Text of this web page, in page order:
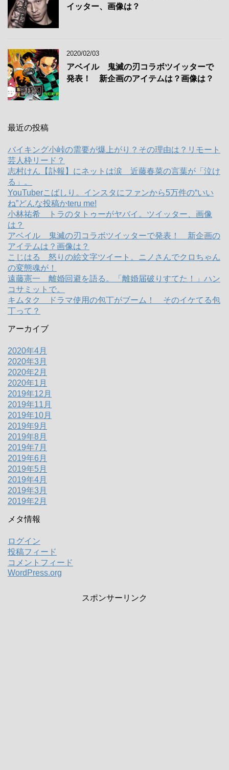
イッター、画像は？
2020/02/03
アベイル 鬼滅の刃コラボツイッターで
発表！ 新企画のアイテムは？画像は？
最近の投稿
バイキング小峠の需要が爆上がり？その理由は？リモート
芸人枠リード？
志村けん【訃報】にネットは涙 近藤春菜の言葉が「泣け
る」。
YouTuberこばしり。インスタにファンから5万件の“いい
ね”どんな投稿かteru me!
小林祐希 トラのタトゥーがヤバイ。ツイッター、画像
は？
アベイル 鬼滅の刃コラボツイッターで発表！ 新企画の
アイテムは？画像は？
こじはる 怒りの絵文字ツイート。ニノさんでクロちゃん
の変態魂が！
遠藤憲一 離婚回避を語る。「離婚届破りすてた！」ハン
コサミットで。
キムタク ドラマ使用の包丁がブーム！ そのイケてる包
丁って？
アーカイブ
2020年4月
2020年3月
2020年2月
2020年1月
2019年12月
2019年11月
2019年10月
2019年9月
2019年8月
2019年7月
2019年6月
2019年5月
2019年4月
2019年3月
2019年2月
メタ情報
ログイン
投稿フィード
コメントフィード
WordPress.org
スポンサーリンク